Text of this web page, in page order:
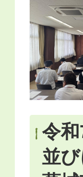
令
並